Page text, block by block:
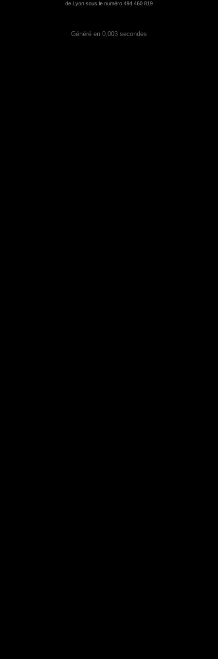
de Lyon sous le numéro 494 460 819
Généré en 0,003 secondes